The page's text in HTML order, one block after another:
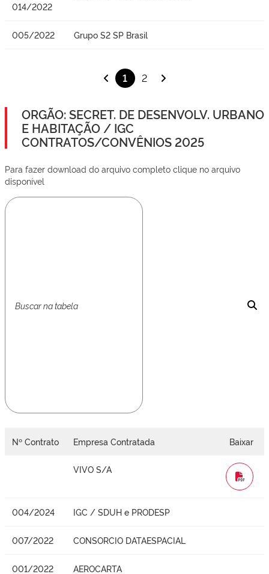
014/2022
005/2022 Grupo S2 SP Brasil
1 2
ORGÃO: SECRET. DE DESENVOLV. URBANO
E HABITAÇÃO / IGC
CONTRATOS/CONVÊNIOS 2025
Para fazer download do arquivo completo clique no arquivo
disponível
Nº Contrato Empresa Contratada Baixar
VIVO S/A
WORD
004/2024 IGC / SDUH e PRODESP
007/2022 CONSORCIO DATAESPACIAL
001/2022 AEROCARTA